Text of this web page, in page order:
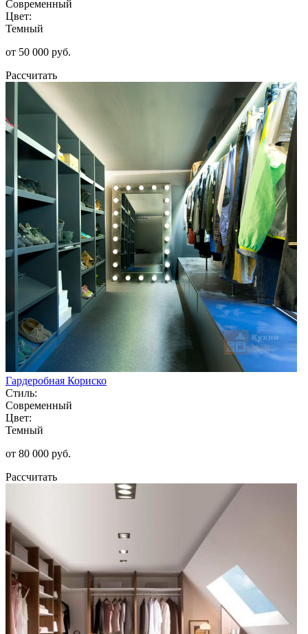
Современный
Цвет:
Темный
от 50 000 руб.
Рассчитать
Гардеробная Кориско
Стиль:
Современный
Цвет:
Темный
от 80 000 руб.
Рассчитать